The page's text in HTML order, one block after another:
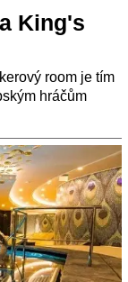
King's
room je tím
hráčům